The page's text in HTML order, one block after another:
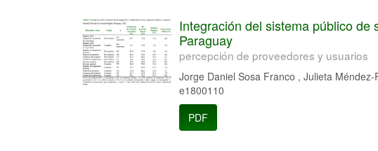
Integración del sistema público de
Paraguay
percepción de proveedores y usuarios
Jorge Daniel Sosa Franco , Julieta
e1800110
PDF